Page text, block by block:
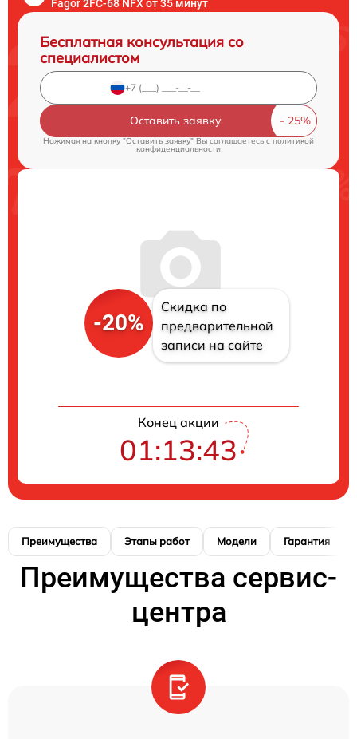
Fagor 2FC-68 NFX от 35 минут
Бесплатная консультация со
специалистом
Оставить заявку
Нажимая на кнопку "Оставить заявку" Вы соглашаетесь cполитикой
конфиденциальности
-20%
Скидка по
предварительной
записи на сайте
Конец акции
01:13:42
Преимущества Этапы работ Модели Гарантия
Преимущества сервис-
центра